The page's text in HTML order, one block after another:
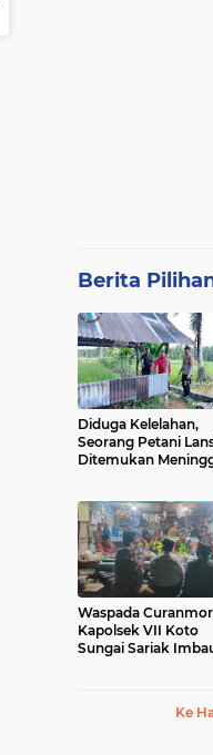
Berita
Diduga Kelelahan,
Seorang Petani
Ditemukan
Waspada
Kapolsek VII Koto
Sungai Sariak
Ke